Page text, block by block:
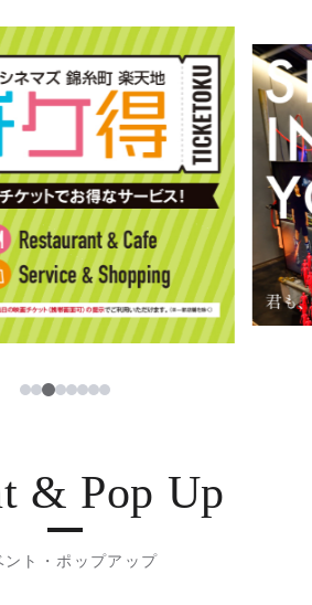
1234567
& Pop Up
ント・ポップアップ